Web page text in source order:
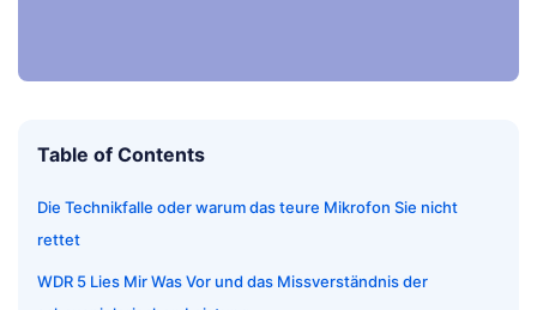
Table of Contents
Die Technikfalle oder warum das teure Mikrofon Sie nicht
rettet
WDR 5 Lies Mir Was Vor und das Missverständnis der